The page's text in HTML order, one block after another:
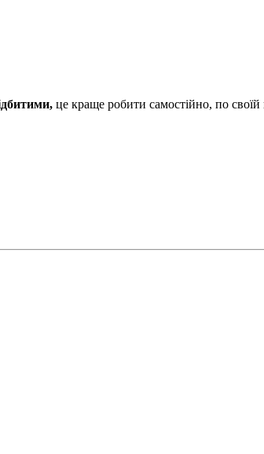
це краще робити самостійно, по своїй